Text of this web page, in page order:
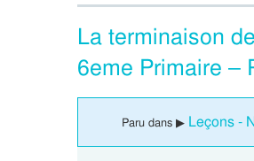
La terminaison
6eme Primaire –
Paru dans ▶ Leçons -